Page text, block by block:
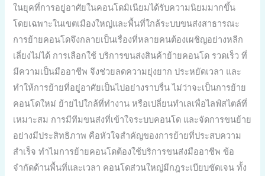
ในยุคที่การอยู่อาศัยในคอนโดมิเนียมได้รับความนิยมมากขึ้น
โดยเฉพาะในเขตเมืองใหญ่และพื้นที่ใกล้ระบบขนส่งสาธารณะ
การย้ายคอนโดจึงกลายเป็นเรื่องที่หลายคนต้องเผชิญอย่างหลีก
เลี่ยงไม่ได้ การเลือกใช้ บริการขนส่งสินค้าย้ายคอนโด รวดเร็ว ที่
มีความเป็นมืออาชีพ จึงช่วยลดความยุ่งยาก ประหยัดเวลา และ
ทำให้การย้ายที่อยู่อาศัยเป็นไปอย่างราบรื่น ไม่ว่าจะเป็นการย้าย
คอนโดใหม่ ย้ายไปใกล้ที่ทำงาน หรือเปลี่ยนทำเลเพื่อไลฟ์สไตล์ที่
เหมาะสม การมีทีมขนส่งที่เข้าใจระบบคอนโด และจัดการขนย้าย
อย่างมีประสิทธิภาพ คือหัวใจสำคัญของการย้ายที่ประสบความ
สำเร็จ ทำไมการย้ายคอนโดต้องใช้บริการขนส่งมืออาชีพ ข้อ
จำกัดด้านพื้นที่และเวลา คอนโดส่วนใหญ่มีกฎระเบียบชัดเจน ทั้ง